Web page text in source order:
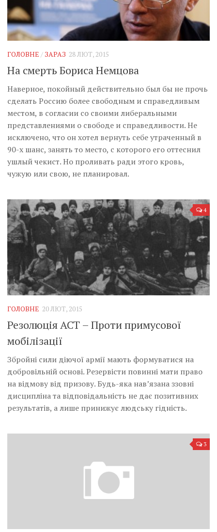
ГОЛОВНЕ / ЗАРАЗ 28 ЛЮТ, 2015
На смерть Бориса Немцова
Наверное, покойный действительно был бы не прочь
сделать Россию более свободным и справедливым
местом, в согласии со своими либеральными
представлениями о свободе и справедливости. Не
исключено, что он хотел вернуть себе утраченный в
90-х шанс, занять то место, с которого его оттеснил
ушлый чекист. Но проливать ради этого кровь,
чужую или свою, не планировал.
4
ГОЛОВНЕ 20 ЛЮТ, 2015
Резолюція АСТ – Проти примусової
мобілізації
Збройні сили діючої армії мають формуватися на
добровільній основі. Резервісти повинні мати право
на відмову від призову. Будь-яка нав’язана ззовні
дисципліна та відповідальність не дає позитивних
результатів, а лише принижує людську гідність.
3